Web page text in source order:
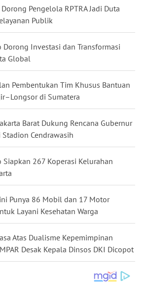
Pengelola RPTRA Jadi Duta
Publik
Dorong Investasi dan Transformasi
Global
Pembentukan Tim Khusus Bantuan
di Sumatera
Barat Dukung Rencana Gubernur
Cendrawasih
Siapkan 267 Koperasi Kelurahan
Punya 86 Mobil dan 17 Motor
Layani Kesehatan Warga
Atas Dualisme Kepemimpinan
Desak Kepala Dinsos DKI Dicopot